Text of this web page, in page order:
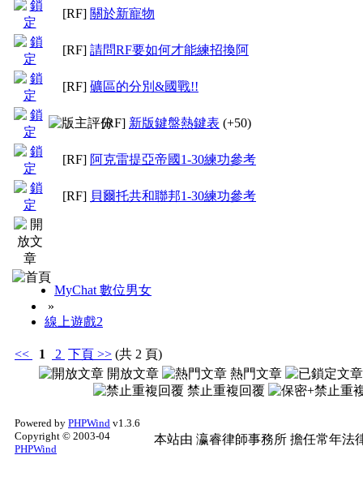
[RF] 關於新寵物
[RF] 請問RF要如何才能練招換阿
[RF] 礦區的分別&國戰!!
[RF] 新版鍵盤熱鍵表 (+50)
[RF] 阿克雷提亞帝國1-30練功參考
[RF] 貝爾托共和聯邦1-30練功參考
MyChat 數位男女
»
線上遊戲2
<< 1 2 下頁 >> (共 2 頁)
開放文章
熱門文章
禁止重複回覆
Powered by PHPWind v1.3.6
Copyright © 2003-04
PHPWind
本站由 瀛睿律師事務所 擔任常年法